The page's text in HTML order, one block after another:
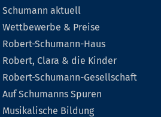
Schumann aktuell
oder
zuklappen
Wettbewerbe & Preise
oder
zuklappen
Robert-Schumann-Haus
oder
zuklappen
Robert, Clara & die Kinder
oder
Robert-Schumann-Gesellschaft
Auf Schumanns Spuren
Musikalische Bildung